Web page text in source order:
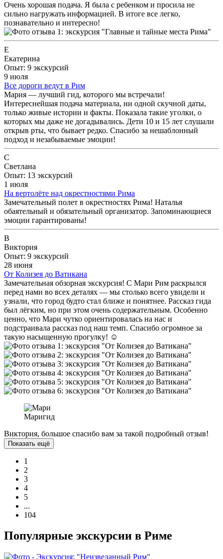
Очень хорошая подача. Я была с ребенком и просила не
сильно нагружать информацией. В итоге все легко,
познавательно и интересно!
Е
Екатерина
Опыт: 9 экскурсий
9 июля
Все дороги ведут в Рим
Мария — лучший гид, которого мы встречали!
Интереснейшая подача материала, ни одной скучной даты,
только живые истории и факты. Показала такие уголки, о
которых мы даже не догадывались. Дети 10 и 15 лет слушали
открыв рты, что бывает редко. Спасибо за нешаблонный
подход и незабываемые эмоции!
С
Светлана
Опыт: 13 экскурсий
1 июля
На вертолёте над окрестностями Рима
Замечательный полет в окрестностях Рима! Наталья
обаятельный и обязательный организатор. Запоминающиеся
эмоции гарантированы!
В
Виктория
Опыт: 9 экскурсий
28 июня
От Колизея до Ватикана
Замечательная обзорная экскурсия! С Мари Рим раскрылся
перед нами во всех деталях — мы столько всего увидели и
узнали, что город будто стал ближе и понятнее. Рассказ гида
был лёгким, но при этом очень содержательным. Особенно
ценно, что Мари чутко ориентировалась на нас и
подстраивала рассказ под наш темп. Спасибо огромное за
такую насыщенную прогулку! ☺️
Маригид
Виктория, большое спасибо вам за такой подробный отзыв!
Показать ещё
1
2
3
4
5
...
104
Популярные экскурсии в Риме